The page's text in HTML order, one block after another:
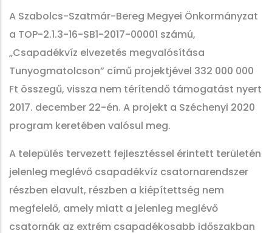
A Szabolcs-Szatmár-Bereg Megyei Önkormányzat
a TOP-2.1.3-16-SB1-2017-00001 számú,
„Csapadékvíz elvezetés megvalósítása
Tunyogmatolcson” című projektjével 332 000 000
Ft összegű, vissza nem térítendő támogatást nyert
2017. december 22-én. A projekt a Széchenyi 2020
program keretében valósul meg.
A település tervezett fejlesztéssel érintett területén
jelenleg meglévő csapadékvíz csatornarendszer
részben elavult, részben a kiépítettség nem
megfelelő, amely miatt a jelenleg meglévő
csatornák az extrém csapadékosabb időszakban